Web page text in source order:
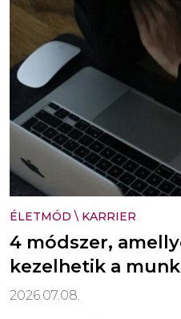
ÉLETMÓD \ KARRIER
4 módszer,
kezelhetik a
2026.07.08.